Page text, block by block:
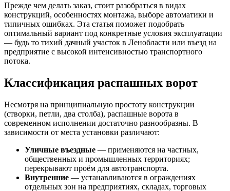
Прежде чем делать заказ, стоит разобраться в видах
конструкций, особенностях монтажа, выборе автоматики и
типичных ошибках. Эта статья поможет подобрать
оптимальный вариант под конкретные условия эксплуатации
— будь то тихий дачный участок в Ленобласти или въезд на
предприятие с высокой интенсивностью транспортного
потока.
Классификация распашных ворот
Несмотря на принципиальную простоту конструкции
(створки, петли, два столба), распашные ворота в
современном исполнении достаточно разнообразны. В
зависимости от места установки различают:
Уличные въездные — применяются на частных,
общественных и промышленных территориях;
перекрывают проём для автотранспорта.
Внутренние — устанавливаются в ограждениях
отдельных зон на предприятиях, складах, торговых